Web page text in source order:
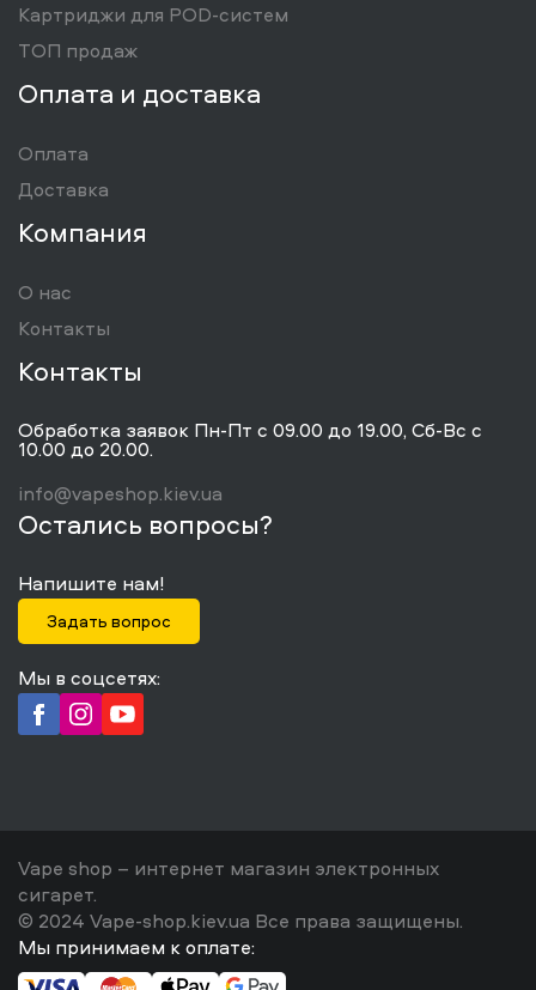
Картриджи для POD-систем
ТОП продаж
Оплата и доставка
Оплата
Доставка
Компания
О нас
Контакты
Контакты
Обработка заявок Пн-Пт с 09.00 до 19.00, Сб-Вс с
10.00 до 20.00.
info@vapeshop.kiev.ua
Остались вопросы?
Напишите нам!
Задать вопрос
Мы в соцсетях:
Vape shop – интернет магазин электронных
сигарет.
© 2024 Vape-shop.kiev.ua Все права защищены.
Мы принимаем к оплате: